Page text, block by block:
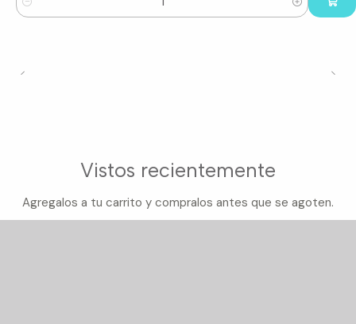
Cantidad
Vistos recientemente
Agregalos a tu carrito y compralos antes que se agoten.